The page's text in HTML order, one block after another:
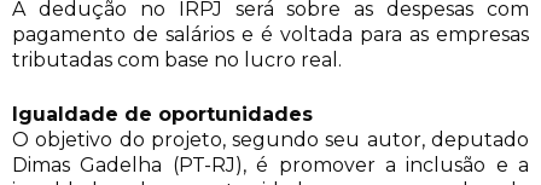
A dedução no IRPJ será sobre as despesas com
pagamento de salários e é voltada para as empresas
tributadas com base no lucro real.
Igualdade de oportunidades
O objetivo do projeto, segundo seu autor, deputado
Dimas Gadelha (PT-RJ), é promover a inclusão e a